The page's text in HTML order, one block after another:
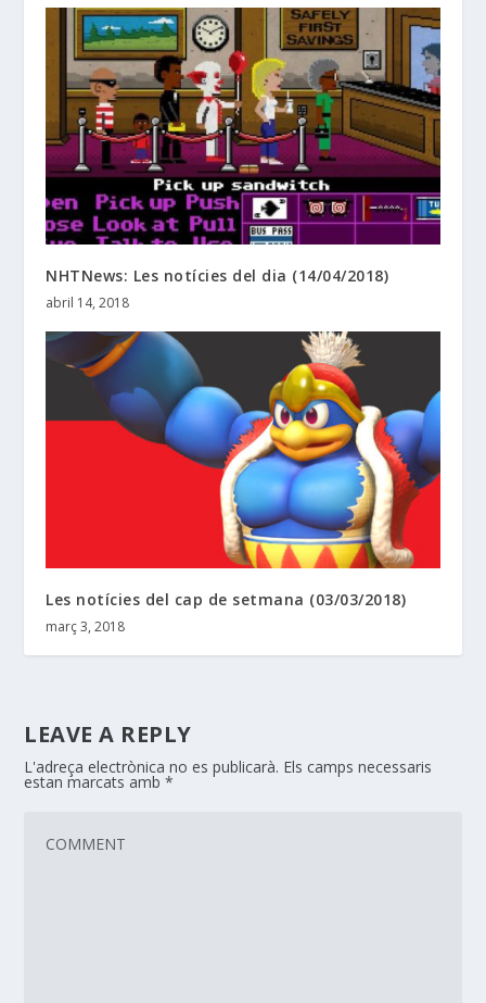
NHTNews: Les notícies del dia (14/04/2018)
abril 14, 2018
Les notícies del cap de setmana (03/03/2018)
març 3, 2018
LEAVE A REPLY
L'adreça electrònica no es publicarà. Els camps necessaris
estan marcats amb*